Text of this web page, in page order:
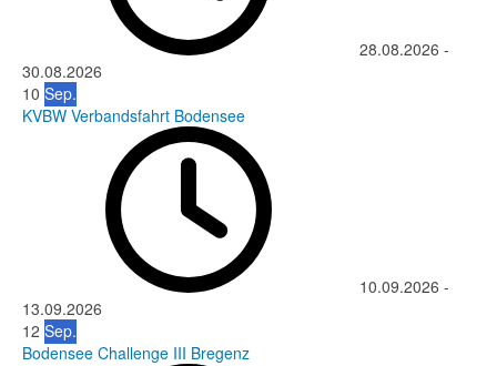
28.08.2026 -
30.08.2026
10 Sep.
KVBW Verbandsfahrt Bodensee
10.09.2026 -
13.09.2026
12 Sep.
Bodensee Challenge III Bregenz